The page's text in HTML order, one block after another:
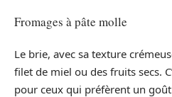
Fromages à pâte molle
Le brie, avec sa texture
filet de miel ou des fruits secs.
pour ceux qui préfèrent un